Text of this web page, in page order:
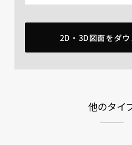
2D・3D図面をダ
他のタイ